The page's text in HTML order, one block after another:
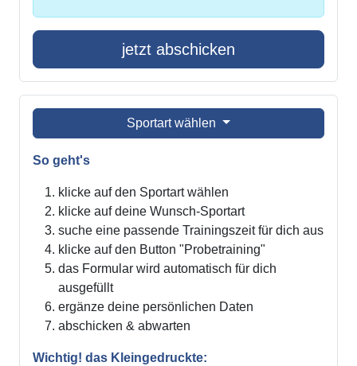
jetzt abschicken
Sportart wählen
So geht's
klicke auf den Sportart wählen
klicke auf deine Wunsch-Sportart
suche eine passende Trainingszeit für dich aus
klicke auf den Button "Probetraining"
das Formular wird automatisch für dich
ausgefüllt
ergänze deine persönlichen Daten
abschicken & abwarten
Wichtig! das Kleingedruckte: